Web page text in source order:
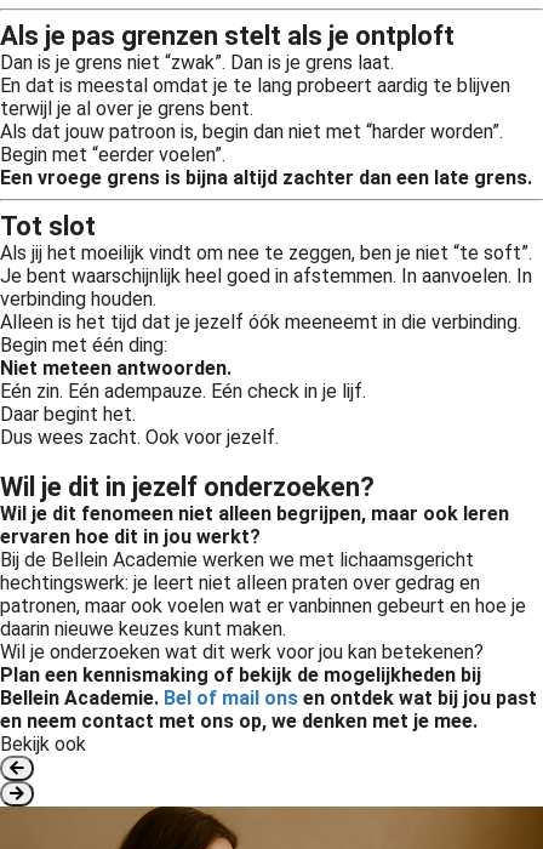
Als je pas grenzen stelt als je ontploft
Dan is je grens niet “zwak”. Dan is je grens laat.
En dat is meestal omdat je te lang probeert aardig te blijven
terwijl je al over je grens bent.
Als dat jouw patroon is, begin dan niet met “harder worden”.
Begin met “eerder voelen”.
Een vroege grens is bijna altijd zachter dan een late grens.
Tot slot
Als jij het moeilijk vindt om nee te zeggen, ben je niet “te soft”.
Je bent waarschijnlijk heel goed in afstemmen. In aanvoelen. In
verbinding houden.
Alleen is het tijd dat je jezelf óók meeneemt in die verbinding.
Begin met één ding:
Niet meteen antwoorden.
Eén zin. Eén adempauze. Eén check in je lijf.
Daar begint het.
Dus wees zacht. Ook voor jezelf.
Wil je dit in jezelf onderzoeken?
Wil je dit fenomeen niet alleen begrijpen, maar ook leren
ervaren hoe dit in jou werkt?
Bij de Bellein Academie werken we met lichaamsgericht
hechtingswerk: je leert niet alleen praten over gedrag en
patronen, maar ook voelen wat er vanbinnen gebeurt en hoe je
daarin nieuwe keuzes kunt maken.
Wil je onderzoeken wat dit werk voor jou kan betekenen?
Plan een kennismaking of bekijk de mogelijkheden bij
Bellein Academie. Bel of mail ons en ontdek wat bij jou past
en neem contact met ons op, we denken met je mee.
Bekijk ook